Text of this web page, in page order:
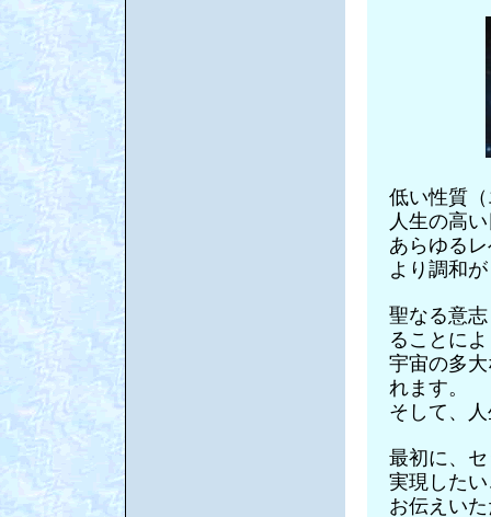
低い性質
人生の高
あらゆる
より調和
聖なる意
ることに
宇宙の多
れます。
そして、
最初に、
実現した
お伝えい